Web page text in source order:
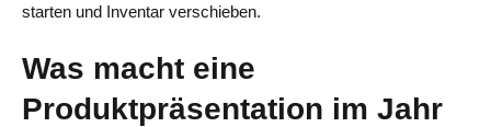
Welche Kameraeinstellungen eignen sich am besten für
Produktrollen?
starten und Inventar verschieben.
Was macht eine
Produktpräsentation im Jahr